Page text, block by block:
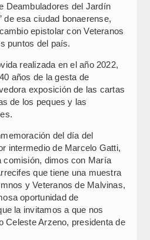
Deambuladores del Jardín
de esa ciudad bonaerense,
epistolar con Veteranos
puntos del país.
realizada en el año 2022,
años de la gesta de
exposición de las cartas
de los peques y las
del día del
intermedio de Marcelo Gatti,
comisión, dimos con María
que tiene una muestra
y Veteranos de Malvinas,
oportunidad de
la invitamos a que nos
Celeste Arzeno, presidenta de